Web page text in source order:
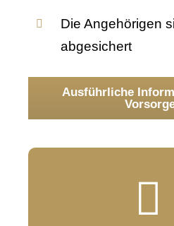
Die Angehörigen
abgesichert
Ausführliche